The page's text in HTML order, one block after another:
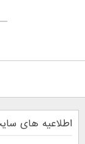
اطلاعیه های